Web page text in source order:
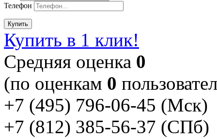
Телефон
Купить
Купить в 1 клик!
Cредняя оценка 0
(по оценкам 0
+7 (495) 796-06-45 (Мск)
+7 (812) 385-56-37 (СПб)